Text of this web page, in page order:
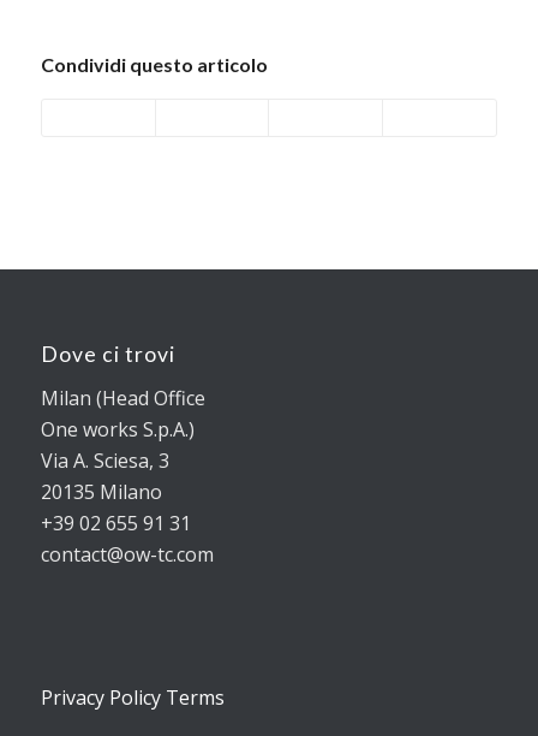
Condividi questo articolo
Dove ci trovi
Milan (Head Office
One works S.p.A.)
Via A. Sciesa, 3
20135 Milano
+39 02 655 91 31
contact@ow-tc.com
Privacy Policy Terms